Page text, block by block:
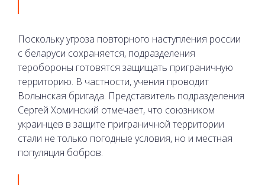
Поскольку угроза повторного наступления россии
с беларуси сохраняется, подразделения
теробороны готовятся защищать приграничную
территорию. В частности, учения проводит
Волынская бригада. Представитель подразделения
Сергей Хоминский отмечает, что союзником
украинцев в защите приграничной территории
стали не только погодные условия, но и местная
популяция бобров.